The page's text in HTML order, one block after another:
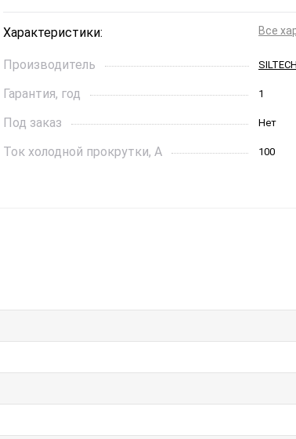
Характеристики: Все
Производитель SILTECH
Гарантия, год 1
Под заказ Нет
Ток холодной прокрутки, A 100